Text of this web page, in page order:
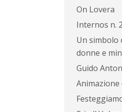
On Lovera
Internos n.
Un simbolo
donne e
Guido
Animazione